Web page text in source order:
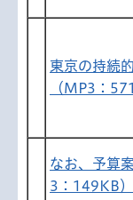
東京の持続
（MP3：
なお、予算
3：149KB）